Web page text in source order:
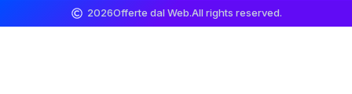
2026Offerte dal Web.All rights reserved.